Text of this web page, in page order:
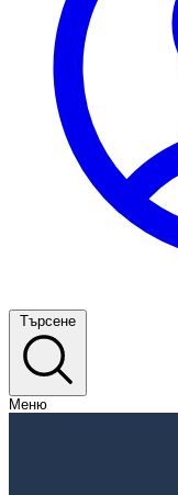
Търсене
Меню